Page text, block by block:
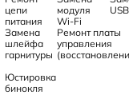
цепи
питания
модуля
Wi-Fi
Замена
шлейфа
гарнитуры
Ремонт платы
управления
Юстировка
бинокля